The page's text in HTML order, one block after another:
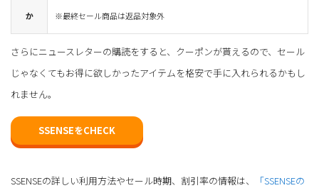
か
※最終セール商品は返品対象外
さらにニュースレターの購読をすると、クーポンが貰えるので、セール
じゃなくてもお得に欲しかったアイテムを格安で手に入れられるかもし
れません。
SSENSEをCHECK
SSENSEの詳しい利用方法やセール時期、割引率の情報は、
「SSENSEの